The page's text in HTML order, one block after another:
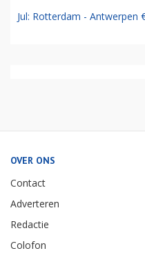
Jul: Rotterdam - Antwerpen
OVER ONS
Contact
Adverteren
Redactie
Colofon